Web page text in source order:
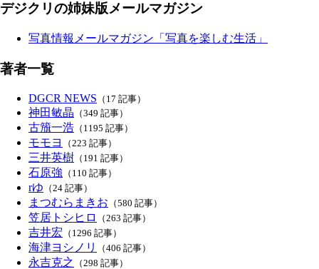
デジクリの姉妹版メールマガジン
写真情報メールマガジン「写真を楽しむ生活」
著者一覧
DGCR NEWS （17 記事）
神田敏晶 （349 記事）
古籏一浩 （1195 記事）
モモヨ （223 記事）
三井英樹 （191 記事）
石原強 （110 記事）
rゆ （24 記事）
まつむらまきお （580 記事）
笠居トシヒロ （263 記事）
吉井宏 （1296 記事）
海津ヨシノリ （406 記事）
永吉克之 （298 記事）